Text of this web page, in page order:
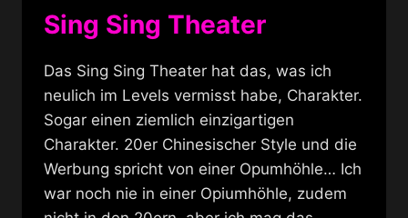
Sing Sing Theater
Das Sing Sing Theater hat das, was ich
neulich im Levels vermisst habe, Charakter.
Sogar einen ziemlich einzigartigen
Charakter. 20er Chinesischer Style und die
Werbung spricht von einer Opumhöhle… Ich
war noch nie in einer Opiumhöhle, zudem